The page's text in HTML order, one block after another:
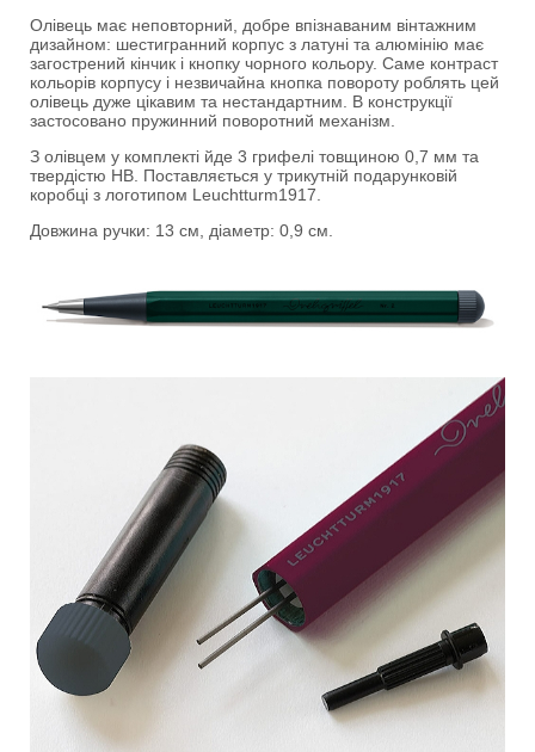
Олівець має неповторний, добре впізнаваним вінтажним
дизайном: шестигранний корпус з латуні та алюмінію має
загострений кінчик і кнопку чорного кольору. Саме контраст
кольорів корпусу і незвичайна кнопка повороту роблять цей
олівець дуже цікавим та нестандартним. В конструкції
застосовано пружинний поворотний механізм.
З олівцем у комплекті йде 3 грифелі товщиною 0,7 мм та
твердістю HB. Поставляється у трикутній подарунковій
коробці з логотипом Leuchtturm1917.
Довжина ручки: 13 см, діаметр: 0,9 см.